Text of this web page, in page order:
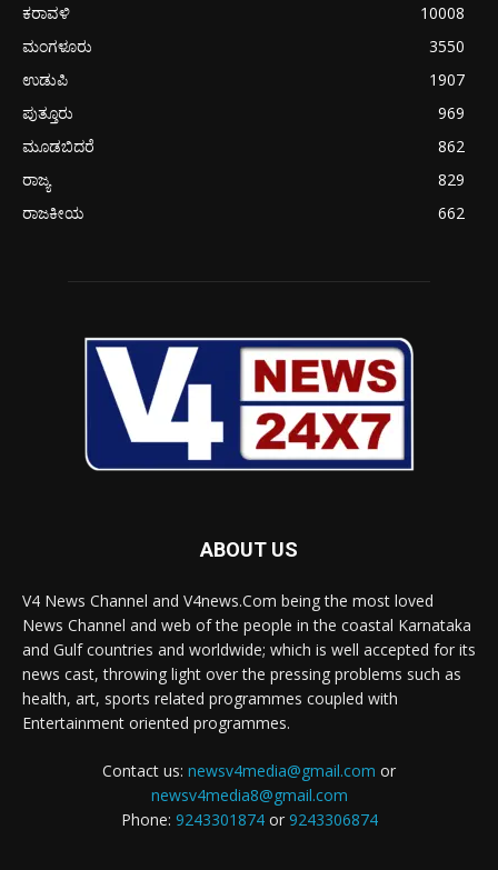
ಕರಾವಳಿ
10008
ಮಂಗಳೂರು
3550
ಉಡುಪಿ
1907
ಪುತ್ತೂರು
969
ಮೂಡಬಿದರೆ
862
ರಾಜ್ಯ
829
ರಾಜಕೀಯ
662
ABOUT US
V4 News Channel and V4news.Com being the most loved
News Channel and web of the people in the coastal Karnataka
and Gulf countries and worldwide; which is well accepted for its
news cast, throwing light over the pressing problems such as
health, art, sports related programmes coupled with
Entertainment oriented programmes.
Contact us: newsv4media@gmail.com or
newsv4media8@gmail.com
Phone: 9243301874or 9243306874